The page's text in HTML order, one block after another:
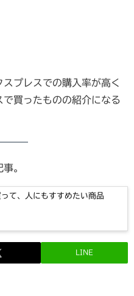
プレスでの購入率が高く
買ったものの紹介になる
。
て、人にもすすめたい商品
LINE